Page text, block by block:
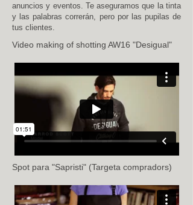
anuncios y eventos. Te aseguramos que la tinta
y las palabras correrán, pero por las pupilas de
tus clientes.​
Video making of shotting AW16 "Desigual"
Spot para "Sapristi" (Targeta compradors)